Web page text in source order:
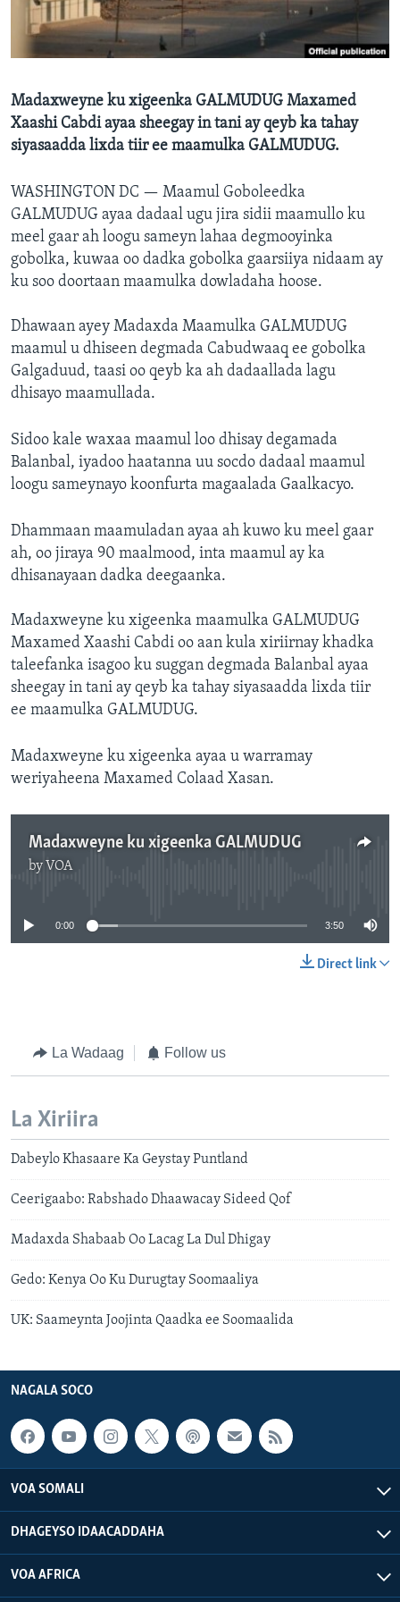
FAAQIDAADDA TODDOBAADKA
DHEXTAALKA TODDOBAADKA
Madaxweyne ku xigeenka GALMUDUG Maxamed
Xaashi Cabdi ayaa sheegay in tani ay qeyb ka tahay
siyasaadda lixda tiir ee maamulka GALMUDUG.
WASHINGTON DC — Maamul Goboleedka
GALMUDUG ayaa dadaal ugu jira sidii maamullo ku
meel gaar ah loogu sameyn lahaa degmooyinka
gobolka, kuwaa oo dadka gobolka gaarsiiya nidaam ay
ku soo doortaan maamulka dowladaha hoose.
Dhawaan ayey Madaxda Maamulka GALMUDUG
maamul u dhiseen degmada Cabudwaaq ee gobolka
Galgaduud, taasi oo qeyb ka ah dadaallada lagu
dhisayo maamullada.
Sidoo kale waxaa maamul loo dhisay degamada
Balanbal, iyadoo haatanna uu socdo dadaal maamul
loogu sameynayo koonfurta magaalada Gaalkacyo.
Dhammaan maamuladan ayaa ah kuwo ku meel gaar
ah, oo jiraya 90 maalmood, inta maamul ay ka
dhisanayaan dadka deegaanka.
Madaxweyne ku xigeenka maamulka GALMUDUG
Maxamed Xaashi Cabdi oo aan kula xiriirnay khadka
taleefanka isagoo ku suggan degmada Balanbal ayaa
sheegay in tani ay qeyb ka tahay siyasaadda lixda tiir
ee maamulka GALMUDUG.
Madaxweyne ku xigeenka ayaa u warramay
weriyaheena Maxamed Colaad Xasan.
Madaxweyne ku xigeenka GALMUDUG
by VOA
0:00 3:50
Direct link
La Wadaag Follow us
La Xiriira
Dabeylo Khasaare Ka Geystay Puntland
Ceerigaabo: Rabshado Dhaawacay Sideed Qof
Madaxda Shabaab Oo Lacag La Dul Dhigay
Gedo: Kenya Oo Ku Durugtay Soomaaliya
UK: Saameynta Joojinta Qaadka ee Soomaalida
NAGALA SOCO
VOA SOMALI
DHAGEYSO IDAACADDAHA
VOA AFRICA